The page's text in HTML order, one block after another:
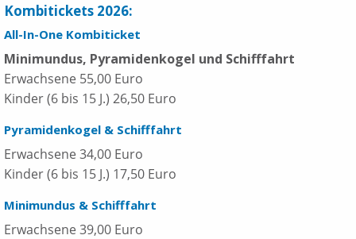
Kombitickets 2026:
All-In-One Kombiticket
Minimundus, Pyramidenkogel und Schifffahrt
Erwachsene 55,00 Euro
Kinder (6 bis 15 J.) 26,50 Euro
Pyramidenkogel & Schifffahrt
Erwachsene 34,00 Euro
Kinder (6 bis 15 J.) 17,50 Euro
Minimundus & Schifffahrt
Erwachsene 39,00 Euro